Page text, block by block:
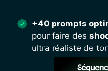
+40 prompts
pour faire des
ultra réaliste de